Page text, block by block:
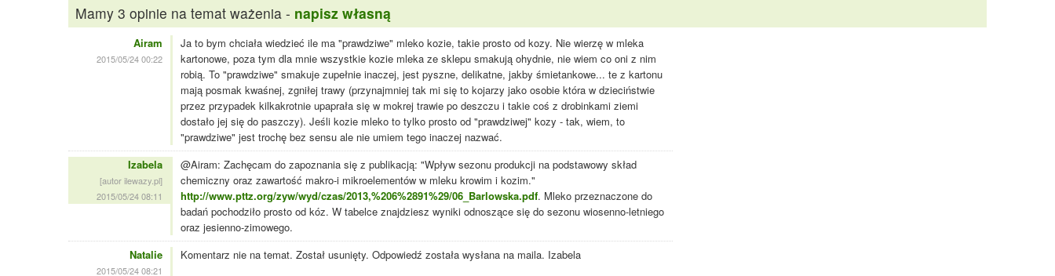
Mamy 3 opinie na temat ważenia - napisz własną
Airam
2015/05/24 00:22
Ja to bym chciała wiedzieć ile ma "prawdziwe" mleko kozie, takie prosto od kozy. Nie wierzę w mleka
kartonowe, poza tym dla mnie wszystkie kozie mleka ze sklepu smakują ohydnie, nie wiem co oni z nim
robią. To "prawdziwe" smakuje zupełnie inaczej, jest pyszne, delikatne, jakby śmietankowe... te z kartonu
mają posmak kwaśnej, zgniłej trawy (przynajmniej tak mi się to kojarzy jako osobie która w dzieciństwie
przez przypadek kilkakrotnie upaprała się w mokrej trawie po deszczu i takie coś z drobinkami ziemi
dostało jej się do paszczy). Jeśli kozie mleko to tylko prosto od "prawdziwej" kozy - tak, wiem, to
"prawdziwe" jest trochę bez sensu ale nie umiem tego inaczej nazwać.
Izabela
[autor ilewazy.pl]
2015/05/24 08:11
@Airam: Zachęcam do zapoznania się z publikacją: "Wpływ sezonu produkcji na podstawowy skład
chemiczny oraz zawartość makro-i mikroelementów w mleku krowim i kozim."
http://www.pttz.org/zyw/wyd/czas/2013,%206%2891%29/06_Barlowska.pdf. Mleko przeznaczone do
badań pochodziło prosto od kóz. W tabelce znajdziesz wyniki odnoszące się do sezonu wiosenno-letniego
oraz jesienno-zimowego.
Natalie
2015/05/24 08:21
Komentarz nie na temat. Został usunięty. Odpowiedź została wysłana na maila. Izabela